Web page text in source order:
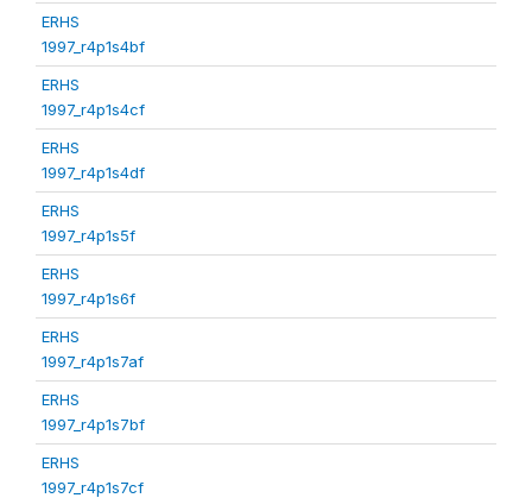
ERHS
1997_r4p1s4bf
ERHS
1997_r4p1s4cf
ERHS
1997_r4p1s4df
ERHS
1997_r4p1s5f
ERHS
1997_r4p1s6f
ERHS
1997_r4p1s7af
ERHS
1997_r4p1s7bf
ERHS
1997_r4p1s7cf